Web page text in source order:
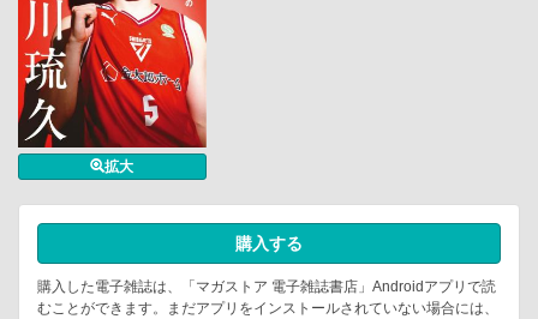
拡大
購入する
購入した電子雑誌は、「マガストア 電子雑誌書店」Androidアプリで読
むことができます。まだアプリをインストールされていない場合には、